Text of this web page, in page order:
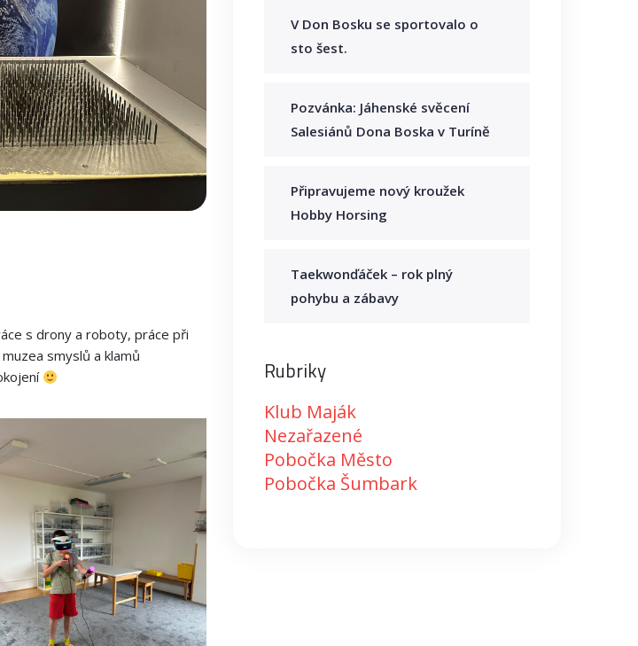
s drony a roboty, práce při
smyslů a klamů
V Don Bosku se sportovalo o
sto šest.
Pozvánka: Jáhenské svěcení
Salesiánů Dona Boska v Turíně
Připravujeme nový kroužek
Hobby Horsing
Taekwonďáček – rok plný
pohybu a zábavy
Rubriky
Klub Maják
Nezařazené
Pobočka Město
Pobočka Šumbark